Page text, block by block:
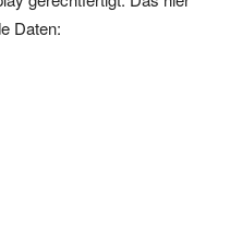
Daten: